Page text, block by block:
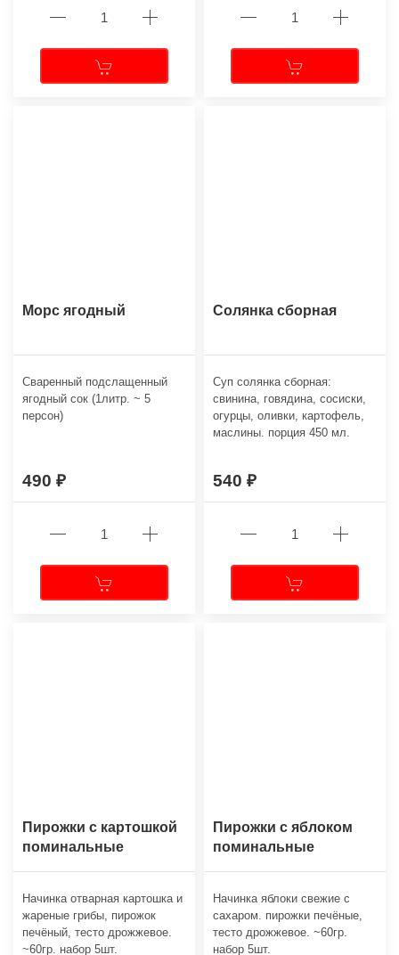
Морс ягодный
Сваренный подслащенный
ягодный сок (1литр. ~ 5
персон)
490
Солянка сборная
Суп cолянка сборная:
свинина, говядина, сосиски,
огурцы, оливки, картофель,
маслины. порция 450 мл.
540
Пирожки с картошкой
поминальные
Начинка отварная картошка и
жареные грибы, пирожок
печёный, тесто дрожжевое.
~60гр. набор 5шт.
Пирожки с яблоком
поминальные
Начинка яблоки свежие с
сахаром. пирожки печёные,
тесто дрожжевое. ~60гр.
набор 5шт.